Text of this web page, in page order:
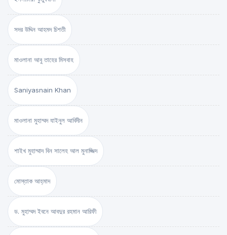
সদর উদ্দিন আহমদ চিশতী
মাওলানা আবু তাহের মিসবাহ
Saniyasnain Khan
মাওলানা মুহাম্মদ যাইনুল আবিদীন
শাইখ মুহাম্মাদ বিন সালেহ আল মুনাজ্জিদ
মোস্তাক আহ্‌মাদ
ড. মুহাম্মদ ইবনে আবদুর রহমান আরিফী